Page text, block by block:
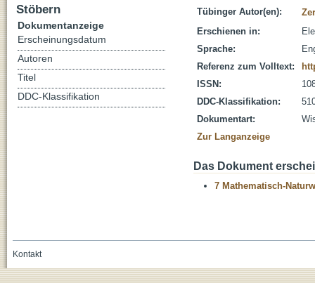
Tübinger Autor(en):
Erschienen in:
Sprache:
Referenz zum Volltext:
ISSN:
DDC-Klassifikation:
Dokumentart:
Zur Langanzeige
Das Dokument
7 Mathematisch-
Stöbern
Dokumentanzeige
Erscheinungsdatum
Autoren
Titel
DDC-Klassifikation
Kontakt